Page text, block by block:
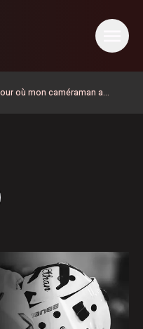
où mon caméraman a
6,4% en juillet au Canada, la
les meilleurs chiffres au
à la circulation à la
lors de l’Opération nationale
de la SQ
remettent 15 250$ à 12